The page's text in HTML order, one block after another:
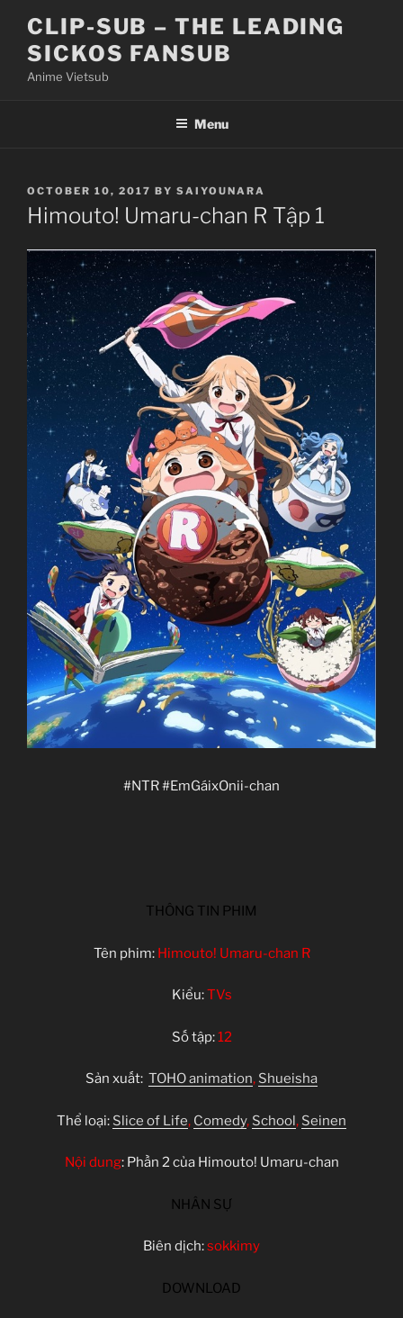
content
CLIP-SUB – THE LEADING
SICKOS FANSUB
Anime Vietsub
Menu
POSTED
ON
OCTOBER 10, 2017 BY SAIYOUNARA
Himouto! Umaru-chan R Tập 1
#NTR #EmGáixOnii-chan
THÔNG TIN PHIM
Tên phim:Himouto! Umaru-chan R
Kiểu:TVs
Số tập:12
Sản xuất: TOHO animation, Shueisha
Thể loại: Slice of Life, Comedy, School, Seinen
Nội dung: Phần 2 của Himouto! Umaru-chan
NHÂN SỰ
Biên dịch:sokkimy
DOWNLOAD